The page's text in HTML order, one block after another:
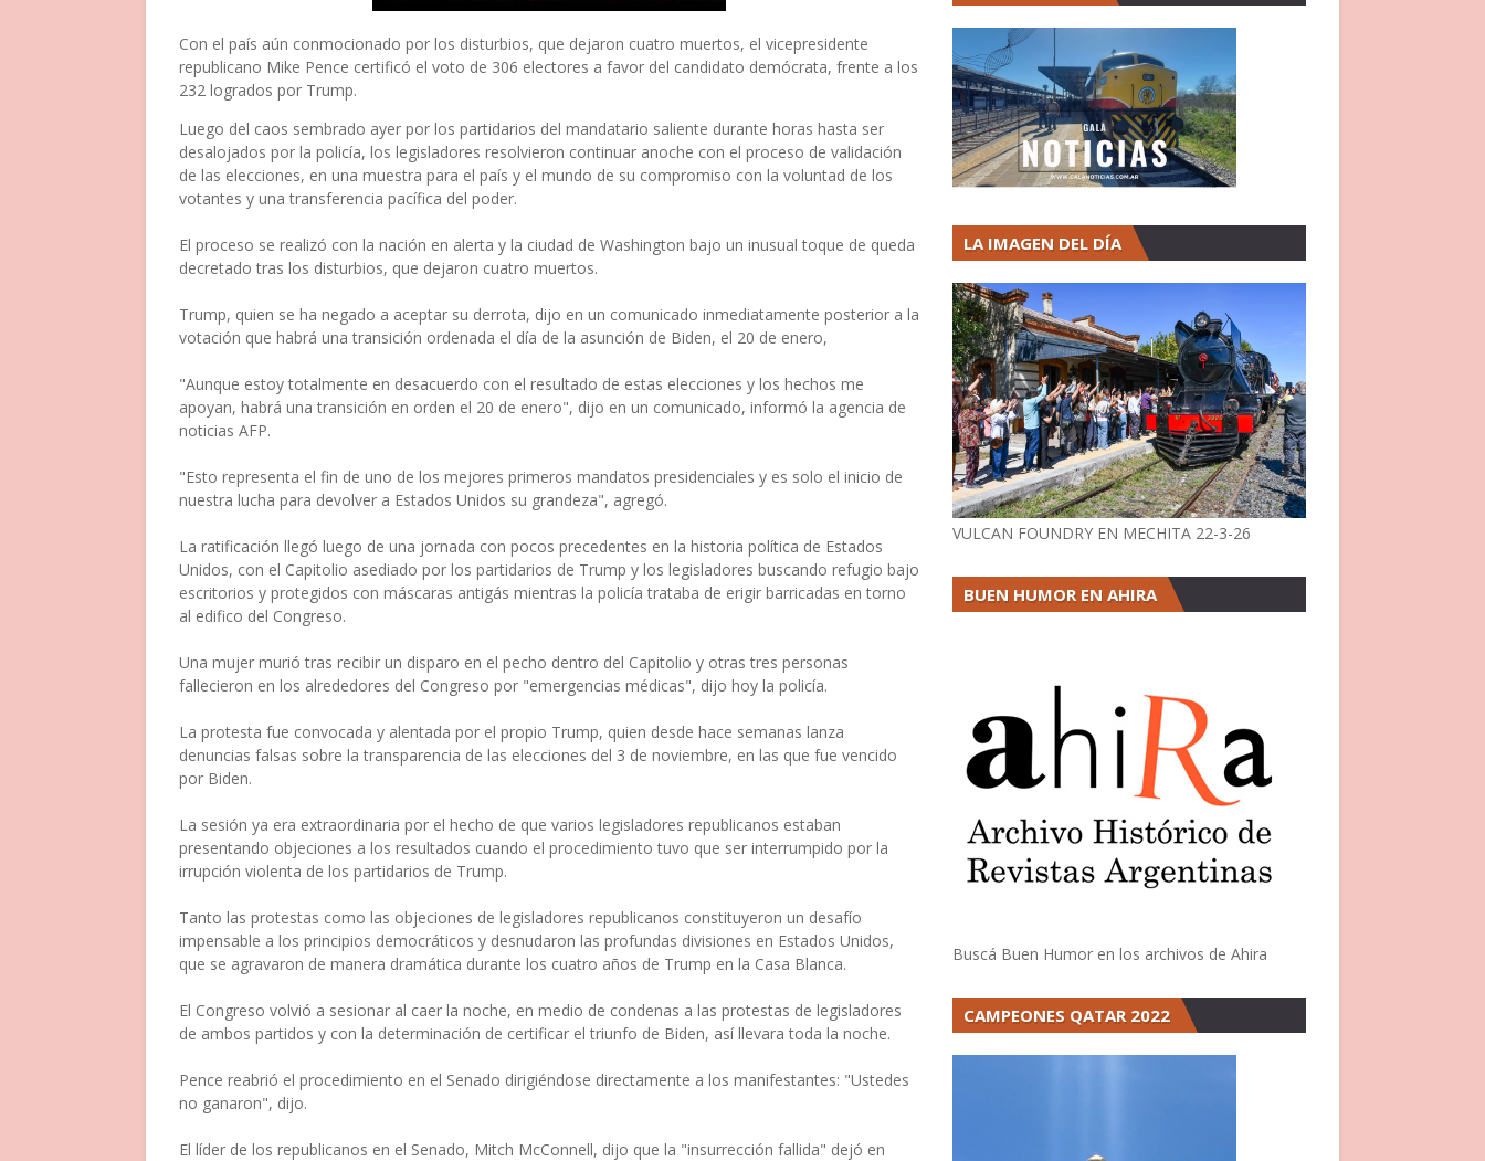
Con el país aún conmocionado por los disturbios, que dejaron cuatro muertos, el vicepresidente
republicano Mike Pence certificó el voto de 306 electores a favor del candidato demócrata, frente a los
232 logrados por Trump.
Luego del caos sembrado ayer por los partidarios del mandatario saliente durante horas hasta ser
desalojados por la policía, los legisladores resolvieron continuar anoche con el proceso de validación
de las elecciones, en una muestra para el país y el mundo de su compromiso con la voluntad de los
votantes y una transferencia pacífica del poder.
El proceso se realizó con la nación en alerta y la ciudad de Washington bajo un inusual toque de queda
decretado tras los disturbios, que dejaron cuatro muertos.
Trump, quien se ha negado a aceptar su derrota, dijo en un comunicado inmediatamente posterior a la
votación que habrá una transición ordenada el día de la asunción de Biden, el 20 de enero,
"Aunque estoy totalmente en desacuerdo con el resultado de estas elecciones y los hechos me
apoyan, habrá una transición en orden el 20 de enero", dijo en un comunicado, informó la agencia de
noticias AFP.
"Esto representa el fin de uno de los mejores primeros mandatos presidenciales y es solo el inicio de
nuestra lucha para devolver a Estados Unidos su grandeza", agregó.
La ratificación llegó luego de una jornada con pocos precedentes en la historia política de Estados
Unidos, con el Capitolio asediado por los partidarios de Trump y los legisladores buscando refugio bajo
escritorios y protegidos con máscaras antigás mientras la policía trataba de erigir barricadas en torno
al edifico del Congreso.
Una mujer murió tras recibir un disparo en el pecho dentro del Capitolio y otras tres personas
fallecieron en los alrededores del Congreso por "emergencias médicas", dijo hoy la policía.
La protesta fue convocada y alentada por el propio Trump, quien desde hace semanas lanza
denuncias falsas sobre la transparencia de las elecciones del 3 de noviembre, en las que fue vencido
por Biden.
La sesión ya era extraordinaria por el hecho de que varios legisladores republicanos estaban
presentando objeciones a los resultados cuando el procedimiento tuvo que ser interrumpido por la
irrupción violenta de los partidarios de Trump.
Tanto las protestas como las objeciones de legisladores republicanos constituyeron un desafío
impensable a los principios democráticos y desnudaron las profundas divisiones en Estados Unidos,
que se agravaron de manera dramática durante los cuatro años de Trump en la Casa Blanca.
El Congreso volvió a sesionar al caer la noche, en medio de condenas a las protestas de legisladores
de ambos partidos y con la determinación de certificar el triunfo de Biden, así llevara toda la noche.
Pence reabrió el procedimiento en el Senado dirigiéndose directamente a los manifestantes: "Ustedes
no ganaron", dijo.
El líder de los republicanos en el Senado, Mitch McConnell, dijo que la "insurrección fallida" dejó en
LA IMAGEN DEL DÍA
VULCAN FOUNDRY EN MECHITA 22-3-26
BUEN HUMOR EN AHIRA
Buscá Buen Humor en los archivos de Ahira
CAMPEONES QATAR 2022